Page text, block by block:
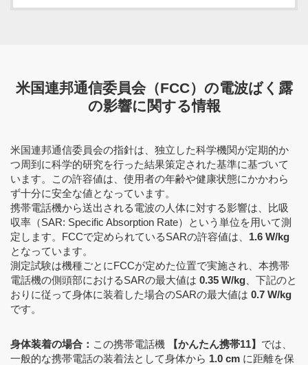
米国連邦通信委員会（FCC）の電波ばく露
の影響に関する情報
米国連邦通信委員会の指針は、独立した科学機関が定期的か
つ周到に科学的研究を行った結果策定された基準に基づいて
います。この許容値は、使用者の年齢や健康状態にかかわら
ず十分に安全な値となっています。
携帯電話機から送出される電波の人体に対する影響は、比吸
収率（SAR: Specific Absorption Rate）という単位を用いて測
定します。FCCで定められているSARの許容値は、 1.6 W/kg
となっています。
測定試験は機種ごとにFCCが定めた位置で実施され、本携帯
電話機の側頭部におけるSARの最大値は 0.35 W/kg 、下記のと
おりに従って身体に装着した場合のSARの最大値は 0.7 W/kg
です。
身体装着の場合： この携帯電話機 【かんたん携帯11】 では、
一般的な携帯電話の装着法として身体から 1.0 cm に距離を保